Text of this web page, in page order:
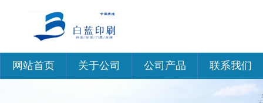
网站首页 关于公司 公司产品 联系我们